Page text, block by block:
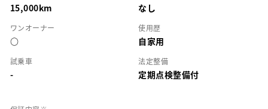
15,000km なし
ワンオーナー
○
使用歴
自家用
試乗車
-
法定整備
定期点検整備付